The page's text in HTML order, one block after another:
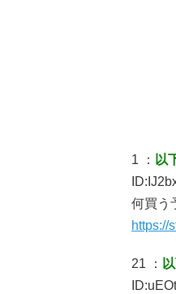
1 ： 以
何買う
https://
21 ：